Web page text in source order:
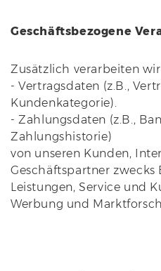
Geschäftsbezogene
Zusätzlich verarbeiten wir
- Vertragsdaten (z.B.,
Kundenkategorie).
- Zahlungsdaten (z.B.,
Zahlungshistorie)
von unseren Kunden,
Geschäftspartner
Leistungen, Service und
Werbung und